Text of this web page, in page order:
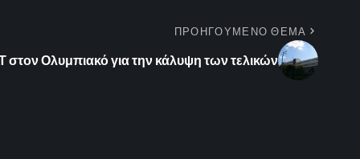
ΠΡΟΗΓΟΥΜΕΝΟ ΘΕΜΑ
Ολυμπιακό για την κάλυψη των τελικών